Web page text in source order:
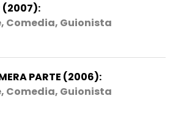
(2007):
Comedia, Guionista
PARTE (2006):
Comedia, Guionista